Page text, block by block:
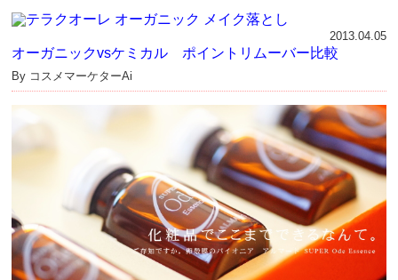
2013.04.05
オーガニックvsケミカル ポイントリムーバー比較
By コスメマーケターAi